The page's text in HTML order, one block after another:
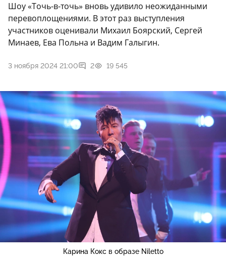
Шоу «Точь-в-точь» вновь удивило неожиданными
перевоплощениями. В этот раз выступления
участников оценивали Михаил Боярский, Сергей
Минаев, Ева Польна и Вадим Галыгин.
3 ноября 2024 21:00 2 19 545
Карина Кокс в образе Niletto